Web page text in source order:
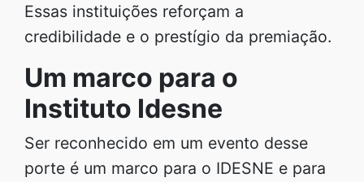
Essas instituições reforçam a
credibilidade e o prestígio da premiação.
Um marco para o
Instituto Idesne
Ser reconhecido em um evento desse
porte é um marco para o IDESNE e para